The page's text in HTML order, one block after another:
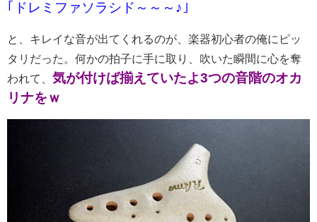
｢ドレミファソラシド～～～♪｣
と、キレイな音が出てくれるのが、楽器初心者の俺にピッ
タリだった。何かの拍子に手に取り、吹いた瞬間に心を奪
われて、 気が付けば揃えていたよ3つの音階のオカ
リナをｗ